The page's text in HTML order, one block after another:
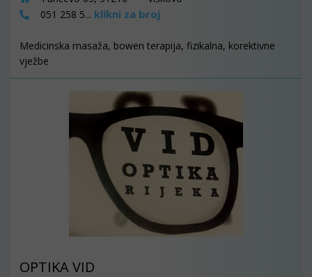
051 258 5... klikni za broj
Medicinska masaža, bowen terapija, fizikalna, korektivne
vježbe
OPTIKA VID